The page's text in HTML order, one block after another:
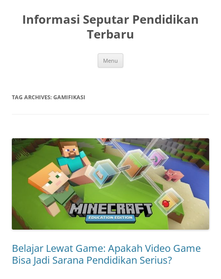
content
Informasi Seputar Pendidikan
Terbaru
Menu
TAG ARCHIVES: GAMIFIKASI
Belajar Lewat Game: Apakah Video Game
Bisa Jadi Sarana Pendidikan Serius?